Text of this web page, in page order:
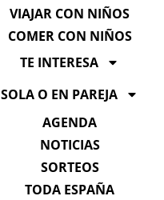
VIAJAR CON NIÑOS
COMER CON NIÑOS
TE INTERESA
SOLA O EN PAREJA
AGENDA
NOTICIAS
SORTEOS
TODA ESPAÑA